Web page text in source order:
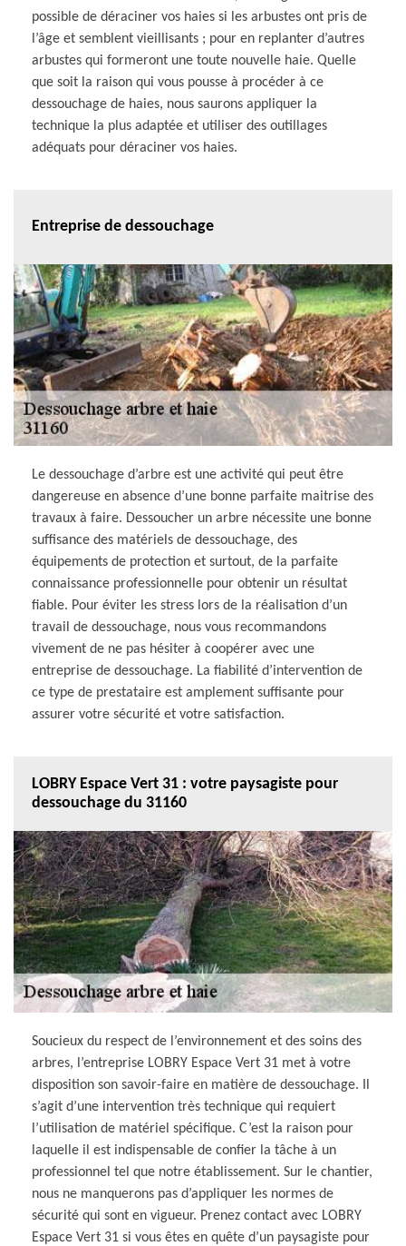
possible de déraciner vos haies si les arbustes ont pris de
l’âge et semblent vieillisants ; pour en replanter d’autres
arbustes qui formeront une toute nouvelle haie. Quelle
que soit la raison qui vous pousse à procéder à ce
dessouchage de haies, nous saurons appliquer la
technique la plus adaptée et utiliser des outillages
adéquats pour déraciner vos haies.
Entreprise de dessouchage
Le dessouchage d’arbre est une activité qui peut être
dangereuse en absence d’une bonne parfaite maitrise des
travaux à faire. Dessoucher un arbre nécessite une bonne
suffisance des matériels de dessouchage, des
équipements de protection et surtout, de la parfaite
connaissance professionnelle pour obtenir un résultat
fiable. Pour éviter les stress lors de la réalisation d’un
travail de dessouchage, nous vous recommandons
vivement de ne pas hésiter à coopérer avec une
entreprise de dessouchage. La fiabilité d’intervention de
ce type de prestataire est amplement suffisante pour
assurer votre sécurité et votre satisfaction.
LOBRY Espace Vert 31 : votre paysagiste pour
dessouchage du 31160
Soucieux du respect de l’environnement et des soins des
arbres, l’entreprise LOBRY Espace Vert 31 met à votre
disposition son savoir-faire en matière de dessouchage. Il
s’agit d’une intervention très technique qui requiert
l’utilisation de matériel spécifique. C’est la raison pour
laquelle il est indispensable de confier la tâche à un
professionnel tel que notre établissement. Sur le chantier,
nous ne manquerons pas d’appliquer les normes de
sécurité qui sont en vigueur. Prenez contact avec LOBRY
Espace Vert 31 si vous êtes en quête d’un paysagiste pour